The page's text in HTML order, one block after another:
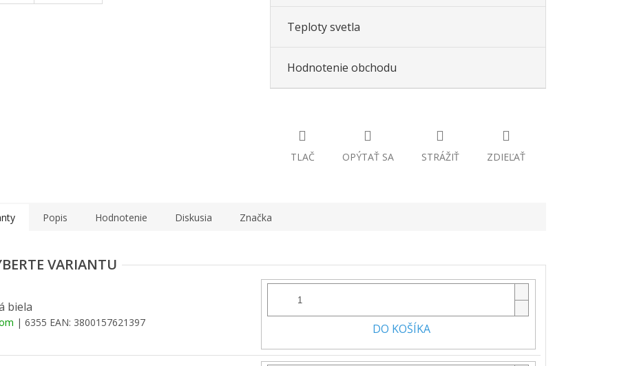
Teploty svetla
Hodnotenie obchodu
TLAČ OPÝTAŤ SA STRÁŽIŤ ZDIEĽAŤ
Popis Hodnotenie Diskusia Značka
biela
| 6355 EAN: 3800157621397 DO KOŠÍKA